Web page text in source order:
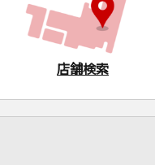
店舗検索